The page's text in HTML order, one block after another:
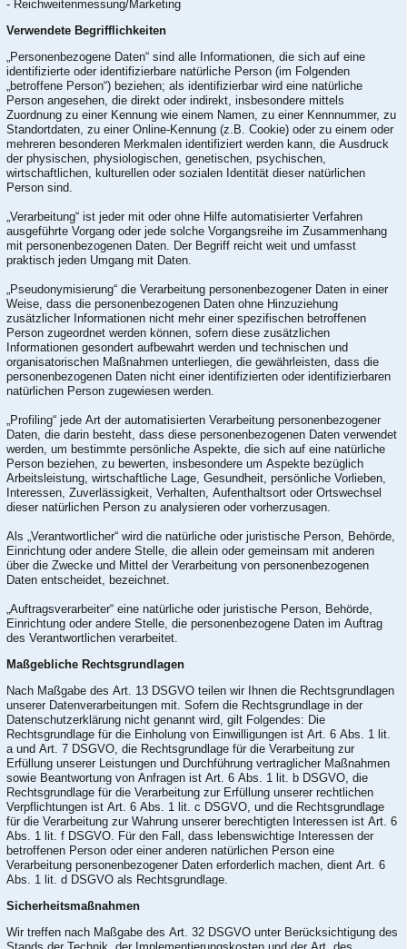
- Reichweitenmessung/Marketing
Verwendete Begrifflichkeiten
„Personenbezogene Daten“ sind alle Informationen, die sich auf eine
identifizierte oder identifizierbare natürliche Person (im Folgenden
„betroffene Person“) beziehen; als identifizierbar wird eine natürliche
Person angesehen, die direkt oder indirekt, insbesondere mittels
Zuordnung zu einer Kennung wie einem Namen, zu einer Kennnummer, zu
Standortdaten, zu einer Online-Kennung (z.B. Cookie) oder zu einem oder
mehreren besonderen Merkmalen identifiziert werden kann, die Ausdruck
der physischen, physiologischen, genetischen, psychischen,
wirtschaftlichen, kulturellen oder sozialen Identität dieser natürlichen
Person sind.
„Verarbeitung“ ist jeder mit oder ohne Hilfe automatisierter Verfahren
ausgeführte Vorgang oder jede solche Vorgangsreihe im Zusammenhang
mit personenbezogenen Daten. Der Begriff reicht weit und umfasst
praktisch jeden Umgang mit Daten.
„Pseudonymisierung“ die Verarbeitung personenbezogener Daten in einer
Weise, dass die personenbezogenen Daten ohne Hinzuziehung
zusätzlicher Informationen nicht mehr einer spezifischen betroffenen
Person zugeordnet werden können, sofern diese zusätzlichen
Informationen gesondert aufbewahrt werden und technischen und
organisatorischen Maßnahmen unterliegen, die gewährleisten, dass die
personenbezogenen Daten nicht einer identifizierten oder identifizierbaren
natürlichen Person zugewiesen werden.
„Profiling“ jede Art der automatisierten Verarbeitung personenbezogener
Daten, die darin besteht, dass diese personenbezogenen Daten verwendet
werden, um bestimmte persönliche Aspekte, die sich auf eine natürliche
Person beziehen, zu bewerten, insbesondere um Aspekte bezüglich
Arbeitsleistung, wirtschaftliche Lage, Gesundheit, persönliche Vorlieben,
Interessen, Zuverlässigkeit, Verhalten, Aufenthaltsort oder Ortswechsel
dieser natürlichen Person zu analysieren oder vorherzusagen.
Als „Verantwortlicher“ wird die natürliche oder juristische Person, Behörde,
Einrichtung oder andere Stelle, die allein oder gemeinsam mit anderen
über die Zwecke und Mittel der Verarbeitung von personenbezogenen
Daten entscheidet, bezeichnet.
„Auftragsverarbeiter“ eine natürliche oder juristische Person, Behörde,
Einrichtung oder andere Stelle, die personenbezogene Daten im Auftrag
des Verantwortlichen verarbeitet.
Maßgebliche Rechtsgrundlagen
Nach Maßgabe des Art. 13 DSGVO teilen wir Ihnen die Rechtsgrundlagen
unserer Datenverarbeitungen mit. Sofern die Rechtsgrundlage in der
Datenschutzerklärung nicht genannt wird, gilt Folgendes: Die
Rechtsgrundlage für die Einholung von Einwilligungen ist Art. 6 Abs. 1 lit.
a und Art. 7 DSGVO, die Rechtsgrundlage für die Verarbeitung zur
Erfüllung unserer Leistungen und Durchführung vertraglicher Maßnahmen
sowie Beantwortung von Anfragen ist Art. 6 Abs. 1 lit. b DSGVO, die
Rechtsgrundlage für die Verarbeitung zur Erfüllung unserer rechtlichen
Verpflichtungen ist Art. 6 Abs. 1 lit. c DSGVO, und die Rechtsgrundlage
für die Verarbeitung zur Wahrung unserer berechtigten Interessen ist Art. 6
Abs. 1 lit. f DSGVO. Für den Fall, dass lebenswichtige Interessen der
betroffenen Person oder einer anderen natürlichen Person eine
Verarbeitung personenbezogener Daten erforderlich machen, dient Art. 6
Abs. 1 lit. d DSGVO als Rechtsgrundlage.
Sicherheitsmaßnahmen
Wir treffen nach Maßgabe des Art. 32 DSGVO unter Berücksichtigung des